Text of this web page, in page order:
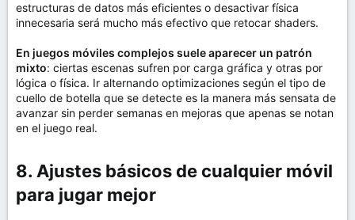
estructuras de datos más eficientes o desactivar física
innecesaria será mucho más efectivo que retocar shaders.
En juegos móviles complejos suele aparecer un patrón
mixto: ciertas escenas sufren por carga gráfica y otras por
lógica o física. Ir alternando optimizaciones según el tipo de
cuello de botella que se detecte es la manera más sensata de
avanzar sin perder semanas en mejoras que apenas se notan
en el juego real.
8. Ajustes básicos de cualquier móvil
para jugar mejor​